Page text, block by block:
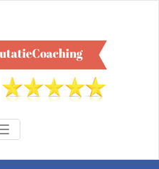
TOGGLE